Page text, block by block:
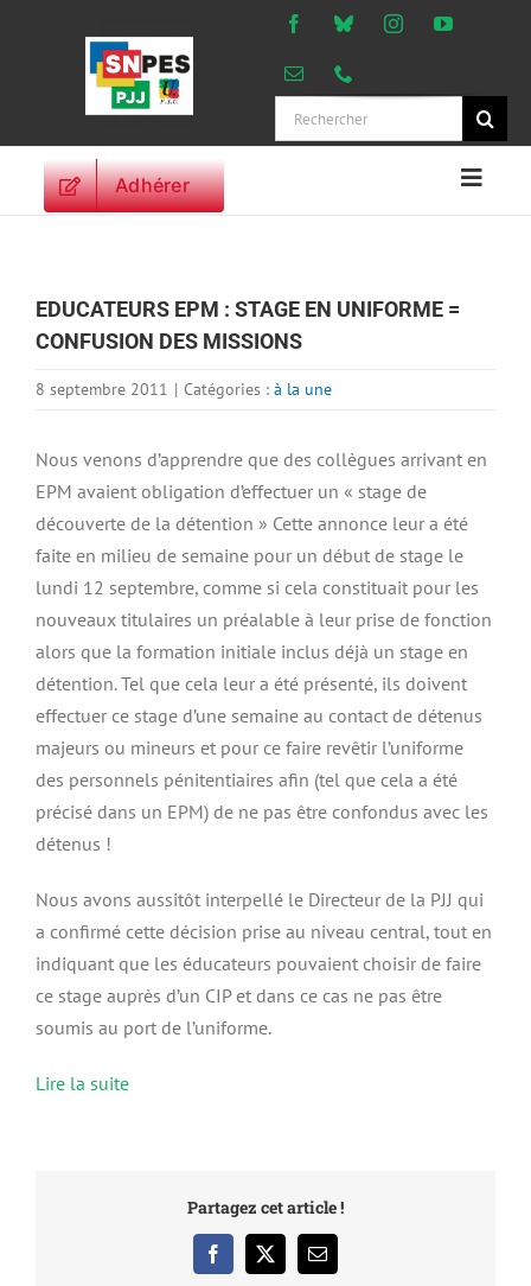
Rechercher:
Adhérer
ORIENTATIONS
VIE SYNDICALE
PUBLICATIONS
EDUCATEURS EPM : STAGE EN UNIFORME =
CONFUSION DES MISSIONS
8 septembre 2011 | Catégories : à la une
Nous venons d’apprendre que des collègues arrivant en
EPM avaient obligation d’effectuer un « stage de
découverte de la détention » Cette annonce leur a été
faite en milieu de semaine pour un début de stage le
lundi 12 septembre, comme si cela constituait pour les
nouveaux titulaires un préalable à leur prise de fonction
alors que la formation initiale inclus déjà un stage en
détention. Tel que cela leur a été présenté, ils doivent
effectuer ce stage d’une semaine au contact de détenus
majeurs ou mineurs et pour ce faire revêtir l’uniforme
des personnels pénitentiaires afin (tel que cela a été
précisé dans un EPM) de ne pas être confondus avec les
détenus !
Nous avons aussitôt interpellé le Directeur de la PJJ qui
a confirmé cette décision prise au niveau central, tout en
indiquant que les éducateurs pouvaient choisir de faire
ce stage auprès d’un CIP et dans ce cas ne pas être
soumis au port de l’uniforme.
Lire la suite
Partagez cet article !
Facebook
X Email